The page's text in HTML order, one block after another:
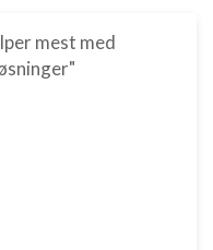
mest med